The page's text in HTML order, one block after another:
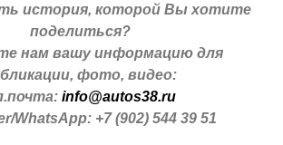
история, которой Вы хотите
поделиться?
нам вашу информацию для
фото, видео:
info@autos38.ru
WhatsApp: +7 (902) 544 39 51